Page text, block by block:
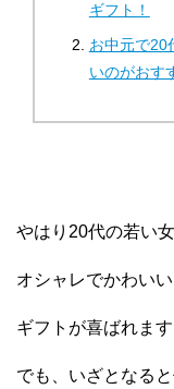
ギフト！
お中元で20
いのがおす
やはり20代の若い
オシャレでかわいい
ギフトが喜ばれます
でも、いざとなる